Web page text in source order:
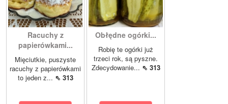
Racuchy z
papierówkami...
Mięciutkie, puszyste
racuchy z papierówkami
to jeden z... ⇖ 313
Obłędne ogórki...
Robię te ogórki już
trzeci rok, są pyszne.
Zdecydowanie... ⇖ 313